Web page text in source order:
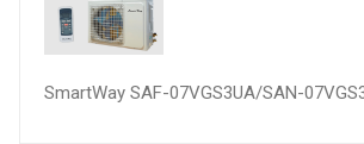
SmartWay SAF-07VGS3UA/SAN-